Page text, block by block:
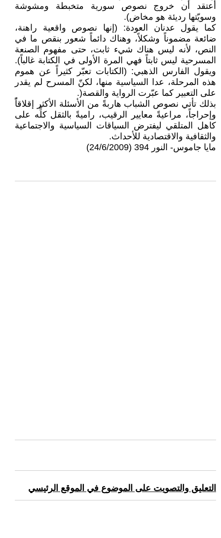
أعتقد أن خروج نصوص سورية متخبطة ومشوشة
وسويّتها رديئة هو مخاض).
كما يقول عدنان العودة: (إنها نصوص واقعية راهنة،
ضائعة مضموناً وشكلاً، وهناك دائماً شعور بنقص ما في
النص، لأنه ليس هناك شيء ثابت، حتى مفهوم الصنعة
المسرحية ليس ثابتاً فهي المرة الأولى في الكتابة غالباً).
ويقول الفارس الذهبي: (الكتابات تعبّر كثيراً عن هموم
هذه المرحلة، عدا السياسية منها، لكنّ المسرح لم يقدر
على التعبير كما عبّرت الرواية والقصة(.
بذلك تأتي نصوص الشباب هاربةً من الأسئلة الأكثر إقلاقاًً
وإحراجاً، مراعيةً معايير الرقيب، راميةً بالثقل كلِّه على
كاهل المتلقي ليفترض السياقات السياسية والاجتماعية
والثقافية والاقتصادية للأحداث.
مايا جاموس- النور 394 (24/6/2009)
التعليق والتصويت على الموضوع في الموقع الرئيسي